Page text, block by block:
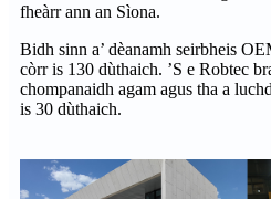
fheàrr ann an Sìona.
Bidh sinn a’ dèanamh seirbheis
còrr is 130 dùthaich. ’S e Robtec
chompanaidh agam agus tha a
is 30 dùthaich.